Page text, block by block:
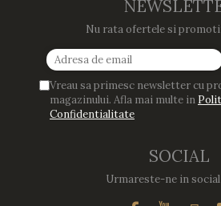
Nu rata ofertele si
Vreau sa primesc newsletter cu
magazinului. Afla mai multe in
Confidentialitate
SOCIAL
Urmareste-ne in